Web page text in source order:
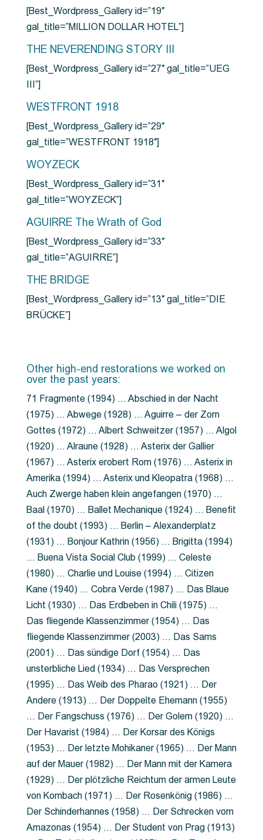
[Best_Wordpress_Gallery id=”19″
gal_title=”MILLION DOLLAR HOTEL”]
THE NEVERENDING STORY III
[Best_Wordpress_Gallery id=”27″ gal_title=”UEG
III”]
WESTFRONT 1918
[Best_Wordpress_Gallery id=”29″
gal_title=”WESTFRONT 1918″]
WOYZECK
[Best_Wordpress_Gallery id=”31″
gal_title=”WOYZECK”]
AGUIRRE The Wrath of God
[Best_Wordpress_Gallery id=”33″
gal_title=”AGUIRRE”]
THE BRIDGE
[Best_Wordpress_Gallery id=”13″ gal_title=”DIE
BRÜCKE”]
Other high-end restorations we worked on
over the past years:
71 Fragmente (1994) … Abschied in der Nacht
(1975) … Abwege (1928) … Aguirre – der Zorn
Gottes (1972) … Albert Schweitzer (1957) … Algol
(1920) … Alraune (1928) … Asterix der Gallier
(1967) … Asterix erobert Rom (1976) … Asterix in
Amerika (1994) … Asterix und Kleopatra (1968) …
Auch Zwerge haben klein angefangen (1970) …
Baal (1970) … Ballet Mechanique (1924) … Benefit
of the doubt (1993) … Berlin – Alexanderplatz
(1931) … Bonjour Kathrin (1956) … Brigitta (1994)
… Buena Vista Social Club (1999) … Celeste
(1980) … Charlie und Louise (1994) … Citizen
Kane (1940) … Cobra Verde (1987) … Das Blaue
Licht (1930) … Das Erdbeben in Chili (1975) …
Das fliegende Klassenzimmer (1954) … Das
fliegende Klassenzimmer (2003) … Das Sams
(2001) … Das sündige Dorf (1954) … Das
unsterbliche Lied (1934) … Das Versprechen
(1995) … Das Weib des Pharao (1921) … Der
Andere (1913) … Der Doppelte Ehemann (1955)
… Der Fangschuss (1976) … Der Golem (1920) …
Der Havarist (1984) … Der Korsar des Königs
(1953) … Der letzte Mohikaner (1965) … Der Mann
auf der Mauer (1982) … Der Mann mit der Kamera
(1929) … Der plötzliche Reichtum der armen Leute
von Kombach (1971) … Der Rosenkönig (1986) …
Der Schinderhannes (1958) … Der Schrecken vom
Amazonas (1954) … Der Student von Prag (1913)